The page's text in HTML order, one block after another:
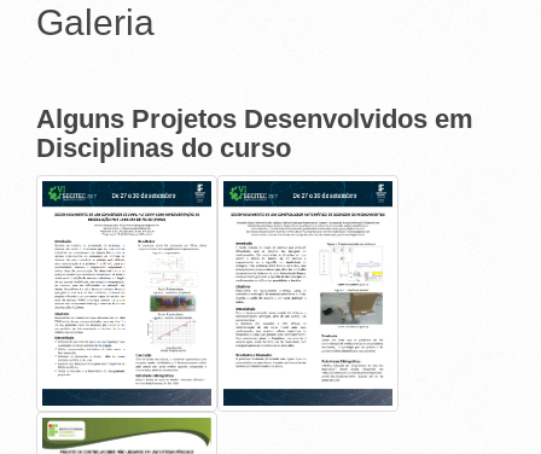
Galeria
Alguns Projetos Desenvolvidos em
Disciplinas do curso